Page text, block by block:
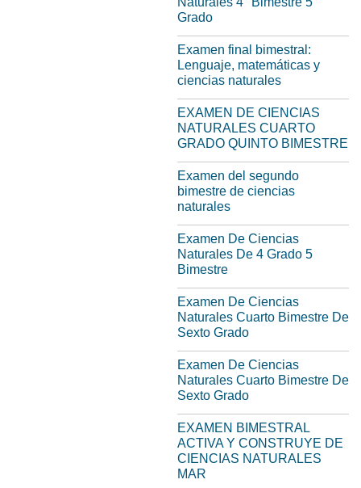
Grado
Examen final bimestral:
Lenguaje, matemáticas y
ciencias naturales
EXAMEN DE CIENCIAS
NATURALES CUARTO
GRADO QUINTO BIMESTRE
Examen del segundo
bimestre de ciencias
naturales
Examen De Ciencias
Naturales De 4 Grado 5
Bimestre
Examen De Ciencias
Naturales Cuarto Bimestre De
Sexto Grado
Examen De Ciencias
Naturales Cuarto Bimestre De
Sexto Grado
EXAMEN BIMESTRAL
ACTIVA Y CONSTRUYE DE
CIENCIAS NATURALES
MAR